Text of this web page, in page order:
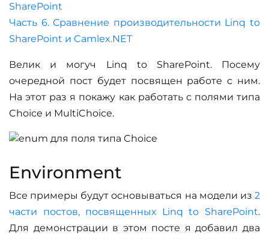
SharePoint
Часть 6. Сравнение производительности Linq to
SharePoint и Camlex.NET
Велик и могуч Linq to SharePoint. Посему
очередной пост будет посвящен работе с ним.
На этот раз я покажу как работать с полями типа
Choice и MultiChoice.
Environment
Все примеры будут основываться на модели из 2
части постов, посвященных Linq to SharePoint.
Для демонстрации в этом посте я добавил два